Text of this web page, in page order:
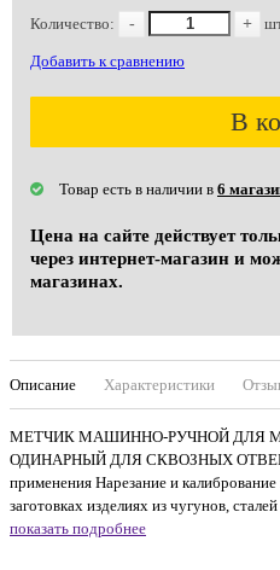
Количество: - +
Добавить к сравнению
В
Товар есть в наличии в 6
Цена на сайте действует
через интернет-магазин и
магазинах.
Описание Характеристики
МЕТЧИК МАШИННО-РУЧНОЙ ДЛЯ
ОДИНАРНЫЙ ДЛЯ СКВОЗНЫХ
применения Нарезание и
заготовках изделиях из чугунов,
показать подробнее